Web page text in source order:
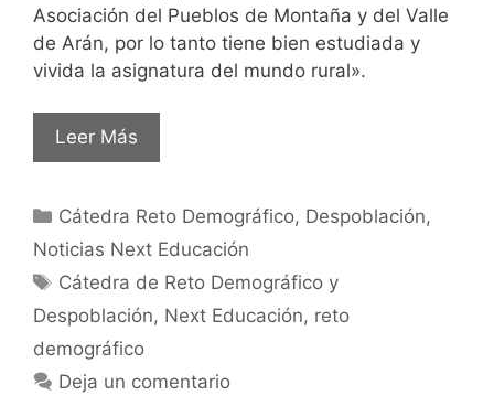
Asociación del Pueblos de Montaña y del Valle
de Arán, por lo tanto tiene bien estudiada y
vivida la asignatura del mundo rural».
Leer Más
Cátedra Reto Demográfico, Despoblación,
Noticias Next Educación
Cátedra de Reto Demográfico y
Despoblación, Next Educación, reto
demográfico
Deja un comentario